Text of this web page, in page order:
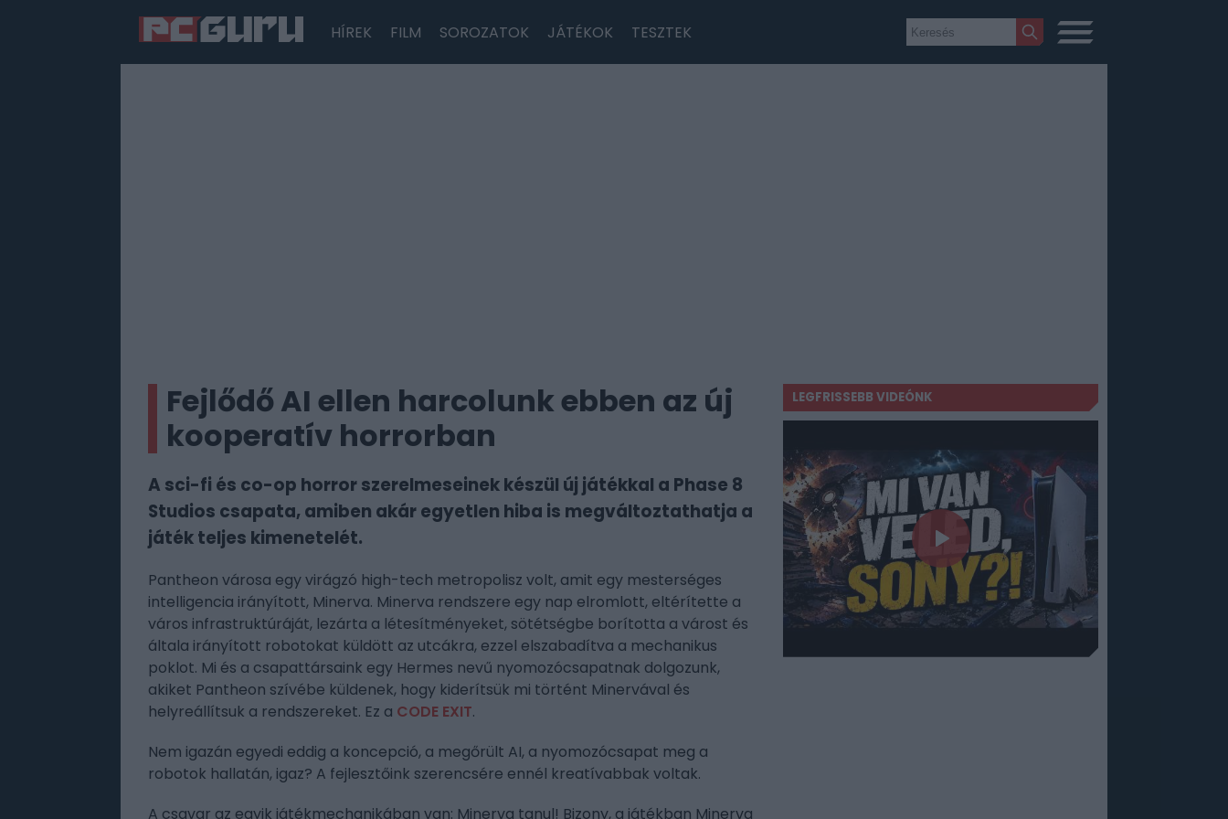
HÍREK FILM SOROZATOK JÁTÉKOK TESZTEK
Fejlődő AI ellen harcolunk ebben az új
kooperatív horrorban
A sci-fi és co-op horror szerelmeseinek készül új játékkal a Phase 8
Studios csapata, amiben akár egyetlen hiba is megváltoztathatja a
játék teljes kimenetelét.
Pantheon városa egy virágzó high-tech metropolisz volt, amit egy mesterséges
intelligencia irányított, Minerva. Minerva rendszere egy nap elromlott, eltérítette a
város infrastruktúráját, lezárta a létesítményeket, sötétségbe borította a várost és
általa irányított robotokat küldött az utcákra, ezzel elszabadítva a mechanikus
poklot. Mi és a csapattársaink egy Hermes nevű nyomozócsapatnak dolgozunk,
akiket Pantheon szívébe küldenek, hogy kiderítsük mi történt Minervával és
helyreállítsuk a rendszereket. Ez a CODE EXIT.
Nem igazán egyedi eddig a koncepció, a megőrült AI, a nyomozócsapat meg a
robotok hallatán, igaz? A fejlesztőink szerencsére ennél kreatívabbak voltak.
A csavar az egyik játékmechanikában van: Minerva tanul! Bizony, a játékban Minerva
LEGFRISSEBB VIDEÓNK